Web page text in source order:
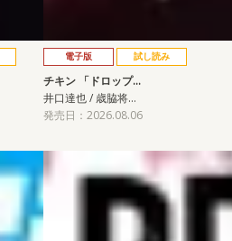
電子版 試し読み
チキン 「ドロップ…
井口達也 / 歳脇将…
発売日：2026.08.06